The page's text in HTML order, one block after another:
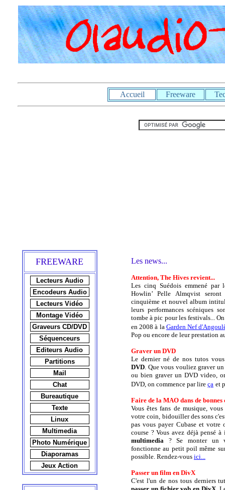
Accueil Freeware
FREEWARE
Lecteurs Audio
Encodeurs Audio
Lecteurs Vidéo
Montage Vidéo
Graveurs CD/DVD
Séquenceurs
Editeurs Audio
Partitions
Mail
Chat
Bureautique
Texte
Linux
Multimedia
Photo Numérique
Diaporamas
Jeux Action
Les news...
Attention, The Hives revient...
Les cinq Suédois emmené
Howlin’ Pelle Almqvist
cinquième et nouvel album
leurs performances scéniques
tombe à pic pour les festivals...
en 2008 à la Garden Nef
Pop ou encore de leur prestation
Graver un DVD
Le dernier né de nos tutos
DVD. Que vous vouliez graver
ou bien graver un DVD video,
DVD, on commence par lire ça et
Faire de la MAO dans de bonnes
Vous êtes fans de musique,
votre coin, bidouiller des sons
pas vous payer Cubase et votre
course ? Vous avez déjà pensé
multimedia ? Se monter un
fonctionne au petit poil même
possible. Rendez-vous ici...
Passer un film en DivX
C'est l'un de nos tous derniers